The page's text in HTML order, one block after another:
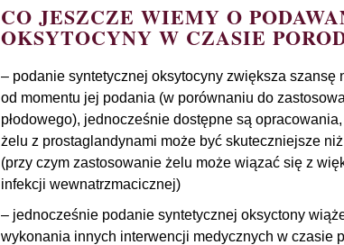
CO JESZCZE WIEMY O
OKSYTOCYNY W CZASIE
– podanie syntetycznej oksytocyny zwiększa szansę
od momentu jej podania (w porównaniu do
płodowego), jednocześnie dostępne są
żelu z prostaglandynami może być skuteczniejsze
(przy czym zastosowanie żelu może wiązać się z
infekcji wewnatrzmacicznej)
– jednocześnie podanie syntetycznej oksyctony
wykonania innych interwencji medycznych w czasie